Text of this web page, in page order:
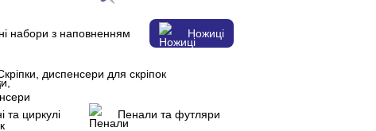
набори з наповненням Ножиці
диспенсери для скріпок
та циркулі Пенали та футляри